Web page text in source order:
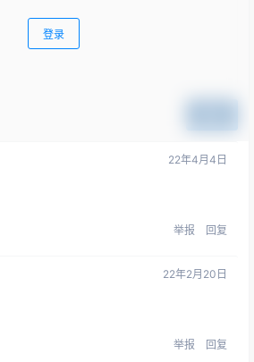
登录
22年4月4日
举报 回复
22年2月20日
举报 回复